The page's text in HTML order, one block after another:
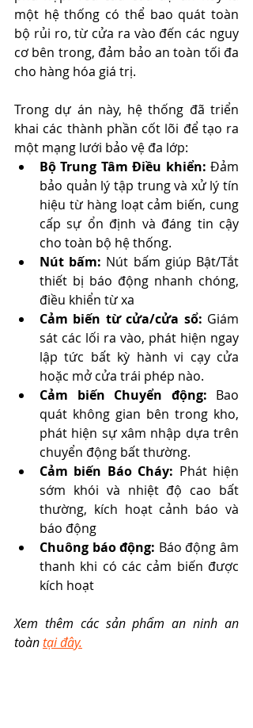
một hệ thống có thể bao quát toàn
bộ rủi ro, từ cửa ra vào đến các nguy
cơ bên trong, đảm bảo an toàn tối đa
cho hàng hóa giá trị.
Trong dự án này, hệ thống đã triển
khai các thành phần cốt lõi để tạo ra
một mạng lưới bảo vệ đa lớp:
Bộ Trung Tâm Điều khiển: Đảm
bảo quản lý tập trung và xử lý tín
hiệu từ hàng loạt cảm biến, cung
cấp sự ổn định và đáng tin cậy
cho toàn bộ hệ thống.
Nút bấm: Nút bấm giúp Bật/Tắt
thiết bị báo động nhanh chóng,
điều khiển từ xa
Cảm biến từ cửa/cửa sổ: Giám
sát các lối ra vào, phát hiện ngay
lập tức bất kỳ hành vi cạy cửa
hoặc mở cửa trái phép nào.
Cảm biến Chuyển động: Bao
quát không gian bên trong kho,
phát hiện sự xâm nhập dựa trên
chuyển động bất thường.
Cảm biến Báo Cháy: Phát hiện
sớm khói và nhiệt độ cao bất
thường, kích hoạt cảnh báo và
báo động
Chuông báo động: Báo động âm
thanh khi có các cảm biến được
kích hoạt
Xem thêm các sản phẩm an ninh an
toàn tại đây.